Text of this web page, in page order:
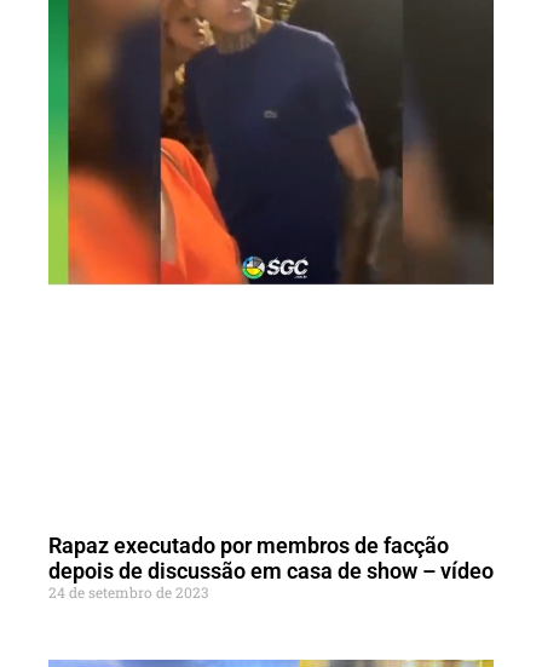
Rapaz executado por membros de facção
depois de discussão em casa de show – vídeo
24 de setembro de 2023